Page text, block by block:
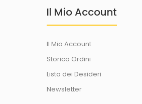
Il Mio Account
Il Mio Account
Storico Ordini
Lista dei Desideri
Newsletter